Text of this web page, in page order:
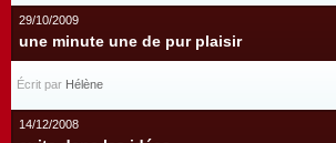
29/10/2009
une minute une de pur plaisir
Écrit par Hélène
14/12/2008